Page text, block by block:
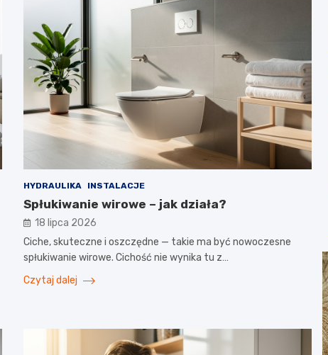
HYDRAULIKA INSTALACJE
Spłukiwanie wirowe – jak działa?
18 lipca 2026
Ciche, skuteczne i oszczędne — takie ma być nowoczesne
spłukiwanie wirowe. Cichość nie wynika tu z…
Czytaj dalej